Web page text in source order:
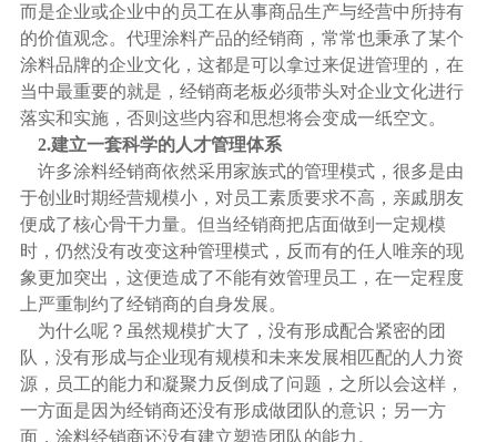
而是企业或企业中的员工在从事商品生产与经营中所持有
的价值观念。代理涂料产品的经销商，常常也秉承了某个
涂料品牌的企业文化，这都是可以拿过来促进管理的，在
当中最重要的就是，经销商老板必须带头对企业文化进行
落实和实施，否则这些内容和思想将会变成一纸空文。
2.建立一套科学的人才管理体系
许多涂料经销商依然采用家族式的管理模式，很多是由
于创业时期经营规模小，对员工素质要求不高，亲戚朋友
便成了核心骨干力量。但当经销商把店面做到一定规模
时，仍然没有改变这种管理模式，反而有的任人唯亲的现
象更加突出，这便造成了不能有效管理员工，在一定程度
上严重制约了经销商的自身发展。
为什么呢？虽然规模扩大了，没有形成配合紧密的团
队，没有形成与企业现有规模和未来发展相匹配的人力资
源，员工的能力和凝聚力反倒成了问题，之所以会这样，
一方面是因为经销商还没有形成做团队的意识；另一方
面，涂料经销商还没有建立塑造团队的能力。